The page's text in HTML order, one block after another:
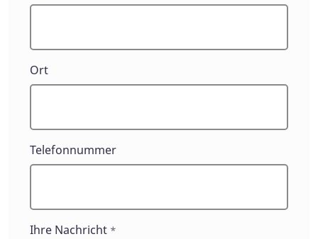
Ort
Telefonnummer
Ihre Nachricht *